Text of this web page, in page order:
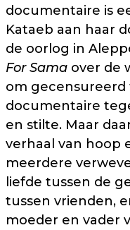
documentaire is
Kataeb aan haar
de oorlog in
For Sama over de
om gecensureerd
documentaire
en stilte. Maar
verhaal van hoop
meerdere
liefde tussen de
tussen vrienden,
moeder en vader